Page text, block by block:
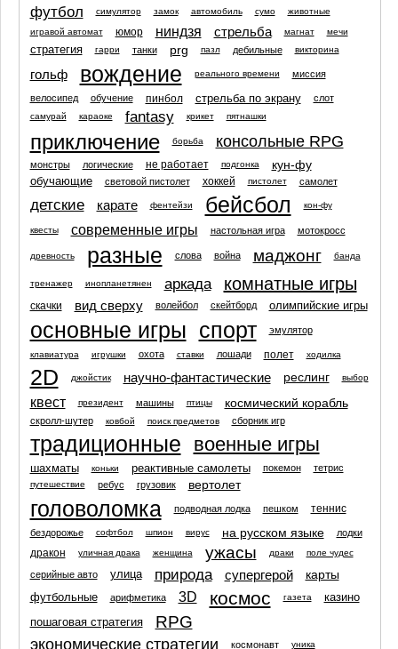
футбол симулятор замок автомобиль сумо животные
игравой автомат юмор ниндзя стрельба магнат мечи
стратегия гарри танки prg пазл дебильные викторина
гольф вождение реального времени миссия
велосипед обучение пинбол стрельба по экрану слот
самурай караоке fantasy крикет пятнашки
приключение борьба консольные RPG
монстры логические не работает подгонка кун-фу
обучающие световой пистолет хоккей пистолет самолет
детские карате фентейзи бейсбол кон-фу
квесты современные игры настольная игра мотокросс
древность разные слова война маджонг банда
тренажер инопланетянен аркада комнатные игры
скачки вид сверху волейбол скейтборд олимпийские игры
основные игры спорт эмулятор
клавиатура игрушки охота ставки лошади полет ходилка
2D джойстик научно-фантастические реслинг выбор
квест президент машины птицы космический корабль
скролл-шутер ковбой поиск предметов сборник игр
традиционные военные игры
шахматы коньки реактивные самолеты покемон тетрис
путешествие ребус грузовик вертолет
головоломка подводная лодка пешком теннис
бездорожье софтбол шпион вирус на русском языке лодки
дракон уличная драка женщина ужасы драки поле чудес
серийные авто улица природа супергерой карты
футбольные арифметика 3D космос газета
казино
пошаговая стратегия
RPG
экономические стратегии космонавт уника